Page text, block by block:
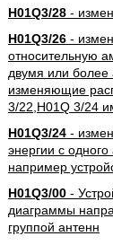
H01Q3/28-
H01Q3/26-
относительную
двумя или
изменяющие
3/22,H01Q 3/24
H01Q3/24-
энергии с
например
H01Q3/00-
диаграммы
группой антенн